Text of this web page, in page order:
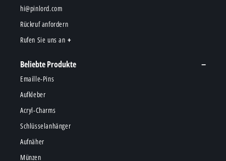
hi@pinlord.com
Rückruf anfordern
Rufen Sie uns an
Beliebte Produkte
Emaille-Pins
Aufkleber
Acryl-Charms
Schlüsselanhänger
Aufnäher
Münzen